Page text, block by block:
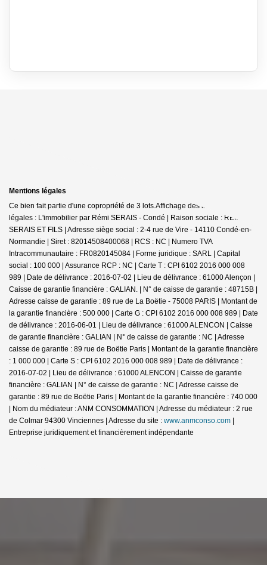
Mentions légales
Ce bien fait partie d'une copropriété de 3 lots.Affichage des informations
légales : L'immobilier par Rémi SERAIS - Condé | Raison sociale : REMI
SERAIS ET FILS | Adresse siège social : 2-4 rue de Vire - 14110 Condé-en-
Normandie | Siret : 82014508400068 | RCS : NC | Numero TVA
Intracommunautaire : FR0820145084 | Forme juridique : SARL | Capital
social : 100 000 | Assurance RCP : NC | Carte T : CPI 6102 2016 000 008
989 | Date de délivrance : 2016-07-02 | Lieu de délivrance : 61000 Alençon |
Caisse de garantie financière : GALIAN. | N° de caisse de garantie : 48715B |
Adresse caisse de garantie : 89 rue de La Boëtie - 75008 PARIS | Montant de
la garantie financière : 500 000 | Carte G : CPI 6102 2016 000 008 989 | Date
de délivrance : 2016-06-01 | Lieu de délivrance : 61000 ALENCON | Caisse
de garantie financière : GALIAN | N° de caisse de garantie : NC | Adresse
caisse de garantie : 89 rue de Boëtie Paris | Montant de la garantie financière
: 1 000 000 | Carte S : CPI 6102 2016 000 008 989 | Date de délivrance :
2016-07-02 | Lieu de délivrance : 61000 ALENCON | Caisse de garantie
financière : GALIAN | N° de caisse de garantie : NC | Adresse caisse de
garantie : 89 rue de Boëtie Paris | Montant de la garantie financière : 740 000
| Nom du médiateur : ANM CONSOMMATION | Adresse du médiateur : 2 rue
de Colmar 94300 Vinciennes | Adresse du site : www.anmconso.com |
Entreprise juridiquement et financièrement indépendante